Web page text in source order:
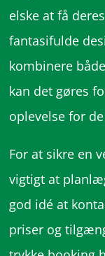
elske at få
fantasifulde
kombinere
kan det gøres
oplevelse for
For at sikre en
vigtigt at
god idé at
priser og